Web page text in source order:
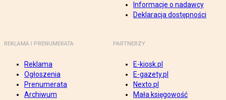
Informacje o nadawcy
Deklaracja dostępności
REKLAMA I PRENUMERATA
Reklama
Ogłoszenia
Prenumerata
Archiwum
PARTNERZY
E-kiosk.pl
E-gazety.pl
Nexto.pl
Mała księgowość